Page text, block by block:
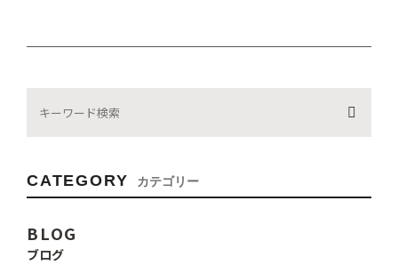
CATEGORY カテゴリー
BLOG
ブログ